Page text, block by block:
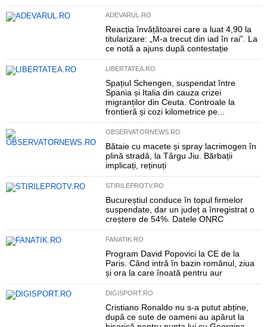
ADEVARUL.RO
Reacția învățătoarei care a luat 4,90 la
titularizare: „M-a trecut din iad în rai”. La
ce notă a ajuns după contestație
LIBERTATEA.RO
Spațiul Schengen, suspendat între
Spania și Italia din cauza crizei
migranților din Ceuta. Controale la
frontieră și cozi kilometrice pe...
OBSERVATORNEWS.RO
Bătaie cu macete și spray lacrimogen în
plină stradă, la Târgu Jiu. Bărbații
implicați, reținuți
STIRILEPROTV.RO
Bucureștiul conduce în topul firmelor
suspendate, dar un județ a înregistrat o
creștere de 54%. Datele ONRC
FANATIK.RO
Program David Popovici la CE de la
Paris. Când intră în bazin românul, ziua
și ora la care înoată pentru aur
DIGISPORT.RO
Cristiano Ronaldo nu s-a putut abține,
după ce sute de oameni au apărut la